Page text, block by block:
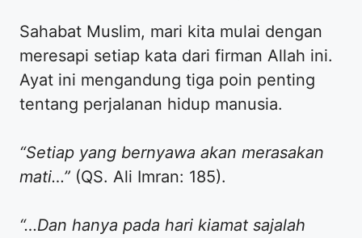
Sahabat Muslim, mari kita mulai dengan
meresapi setiap kata dari firman Allah ini.
Ayat ini mengandung tiga poin penting
tentang perjalanan hidup manusia.
“Setiap yang bernyawa akan merasakan
mati…” (QS. Ali Imran: 185).
“…Dan hanya pada hari kiamat sajalah